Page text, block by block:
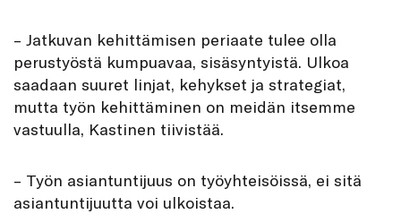
– Jatkuvan kehittämisen periaate tulee olla
perustyöstä kumpuavaa, sisäsyntyistä. Ulkoa
saadaan suuret linjat, kehykset ja strategiat,
mutta työn kehittäminen on meidän itsemme
vastuulla, Kastinen tiivistää.
– Työn asiantuntijuus on työyhteisöissä, ei sitä
asiantuntijuutta voi ulkoistaa.